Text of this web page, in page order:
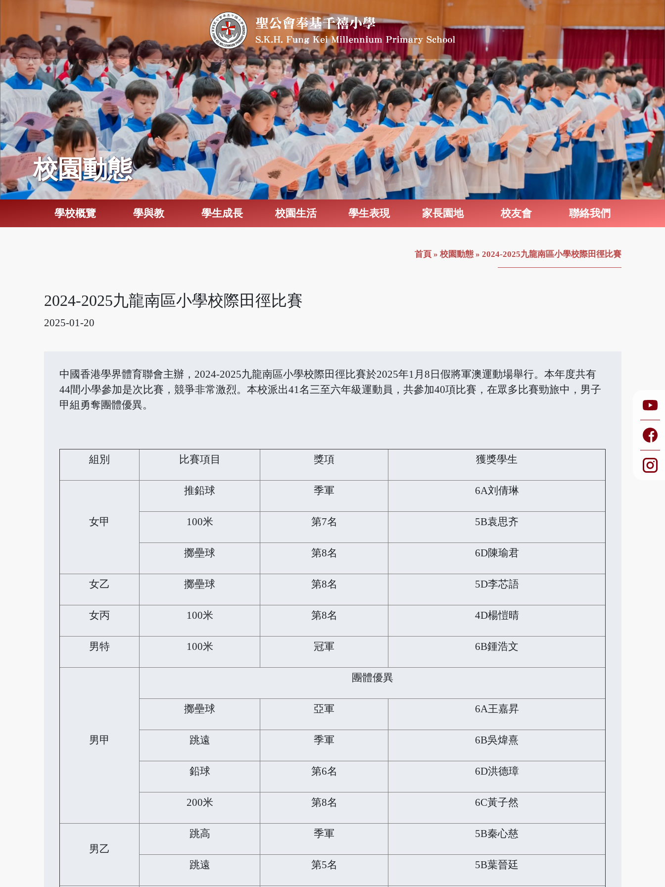
校園動態
學校概覽 學與教 學生成長 校園生活 學生表現 家長園地 校友會 聯絡我們
首頁 » 校園動態» 2024-2025九龍南區小學校際田徑比賽
2024-2025九龍南區小學校際田徑比賽
2025-01-20
中國香港學界體育聯會主辦，2024-2025九龍南區小學校際田徑比賽於2025年1月8日假將軍澳運動場舉行。本年度共有
44間小學參加是次比賽，競爭非常激烈。本校派出41名三至六年級運動員，共參加40項比賽，在眾多比賽勁旅中，男子
甲組勇奪團體優異。
組別 比賽項目 獎項 獲獎學生
女甲
推鉛球 季軍 6A刘倩琳
100米 第7名 5B袁思齐
擲壘球 第8名 6D陳瑜君
女乙 擲壘球 第8名 5D李芯語
女丙 100米 第8名 4D楊愷晴
男特 100米 冠軍 6B鍾浩文
男甲
團體優異
擲壘球 亞軍 6A王嘉昇
跳遠 季軍 6B吳煒熹
鉛球 第6名 6D洪德璋
200米 第8名 6C黃子然
男乙
跳高 季軍 5B秦心慈
跳遠 第5名 5B葉晉廷